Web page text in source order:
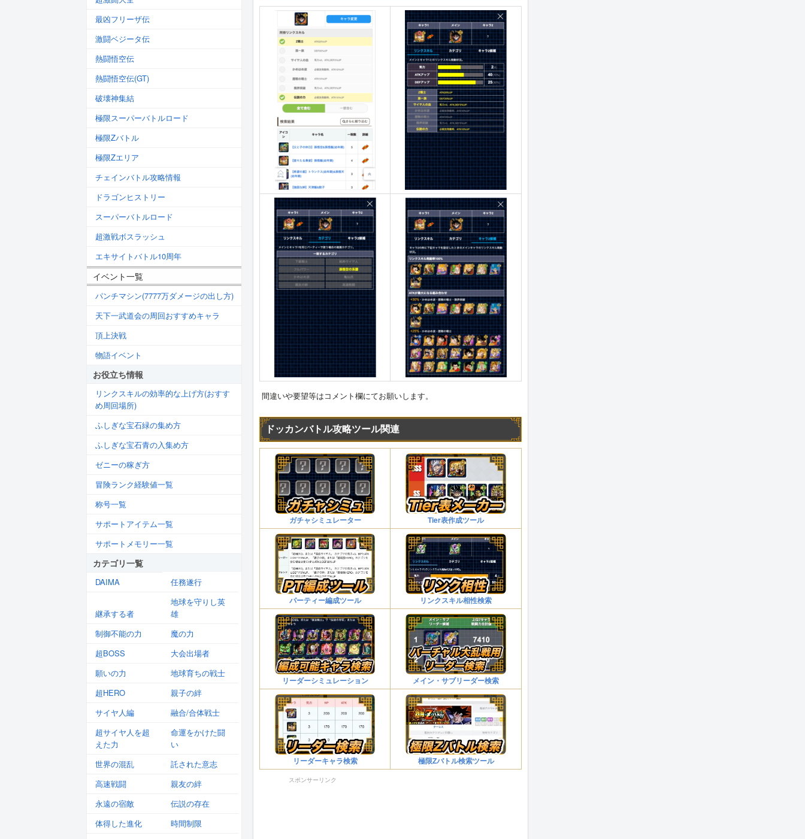
キ
ャ
ラ
1
メ
イ
ン
キ
ャ
ラ
2
?
リ
ン
ク
ス
キ
ル
メ
イ
と
の
リ
ス
キ
発
動
状
況
(
L
v
0
時
)
。
気力 (2)
ATKアップ (50%)
DEFアップ (25%)
気
力
+
2
、
A
T
カ
テ
ゴ
リ
キ
ャ
ラ
2
候
補
間違いや要望等はコメント欄にてお願いします。
ドッカンバトル攻略ツール関連
ガチャシミュレーター Tier表作成ツール
パーティー編成ツール リンクスキル相性検索
リーダーシミュレーション メイン・サブリーダー検索
リーダーキャラ検索 極限Zバトル検索ツール
スポンサーリンク
最凶フリーザ伝
激闘ベジータ伝
熱闘悟空伝
熱闘悟空伝(GT)
破壊神集結
極限スーパーバトルロード
極限Zバトル
極限Zエリア
チェインバトル攻略情報
ドラゴンヒストリー
スーパーバトルロード
超激戦ボスラッシュ
エキサイトバトル10周年
イベント一覧
パンチマシン(7777万ダメージの出し方)
天下一武道会の周回おすすめキャラ
頂上決戦
物語イベント
お役立ち情報
リンクスキルの効率的な上げ方(おすす
め周回場所)
ふしぎな宝石緑の集め方
ふしぎな宝石青の入集め方
ゼニーの稼ぎ方
冒険ランク経験値一覧
称号一覧
サポートアイテム一覧
サポートメモリー一覧
カテゴリ一覧
DAIMA 任務遂行
継承する者
地球を守りし英
雄
制御不能の力
魔の力
超BOSS
大会出場者
願いの力
地球育ちの戦士
超HERO
親子の絆
サイヤ人編
融合/合体戦士
超サイヤ人を超
えた力
命運をかけた闘
い
世界の混乱
託された意志
高速戦闘
親友の絆
永遠の宿敵
伝説の存在
体得した進化
時間制限